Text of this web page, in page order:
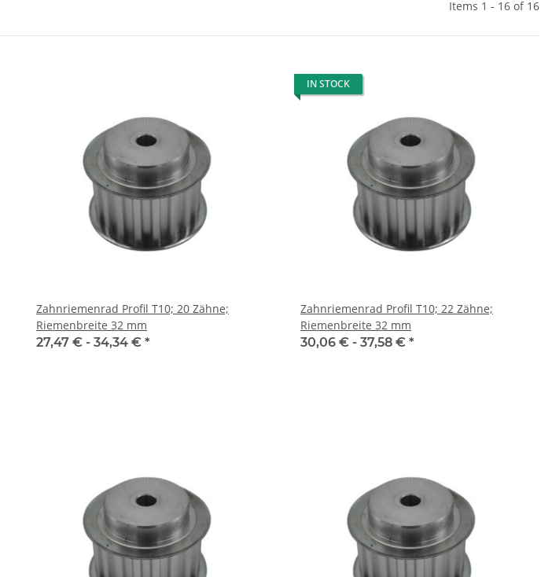
Items 1 - 16 of 16
Zahnriemenrad Profil T10; 20 Zähne;
Riemenbreite 32 mm
27,47 € - 34,34 € *
IN STOCK
Zahnriemenrad Profil T10; 22 Zähne;
Riemenbreite 32 mm
30,06 € - 37,58 € *